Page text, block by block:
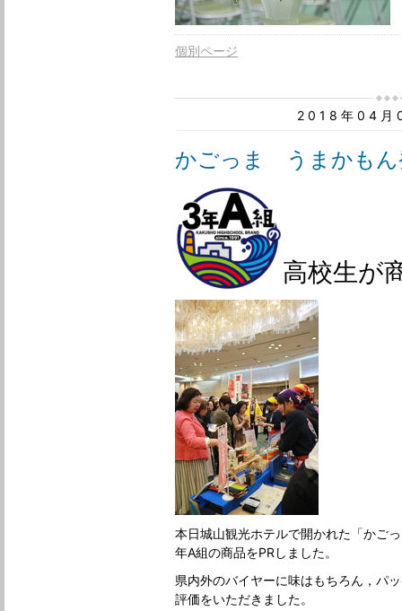
個別ページ
2018年04月
かごっま うまかもん
高校生が
本日城山観光ホテルで開かれた「かご
年A組の商品をPRしました。
県内外のバイヤーに味はもちろん，パ
評価をいただきました。